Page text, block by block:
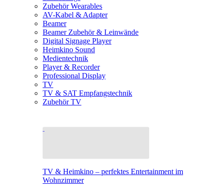
Zubehör Wearables
AV-Kabel & Adapter
Beamer
Beamer Zubehör & Leinwände
Digital Signage Player
Heimkino Sound
Medientechnik
Player & Recorder
Professional Display
TV
TV & SAT Empfangstechnik
Zubehör TV
TV & Heimkino – perfektes Entertainment im
Wohnzimmer